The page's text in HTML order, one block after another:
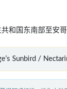
和国东南部至安
Sunbird /